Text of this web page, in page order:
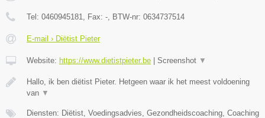
Tel: 0460945181 , Fax: - , BTW-nr: 0634737514
E-mail › Diëtist Pieter
Website: https://www.dietistpieter.be | Screenshot ▼
Hallo, ik ben diëtist Pieter. Hetgeen waar ik het meest voldoening
van ▼
Diensten: Diëtist, Voedingsadvies, Gezondheidscoaching, Coaching